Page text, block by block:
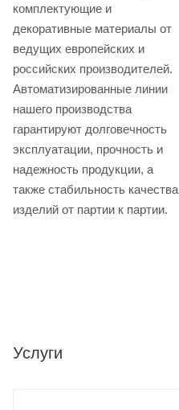
комплектующие и
декоративные материалы от
ведущих европейских и
российских производителей.
Автоматизированные линии
нашего производства
гарантируют долговечность
эксплуатации, прочность и
надежность продукции, а
также стабильность качества
изделий от партии к партии.
Услуги